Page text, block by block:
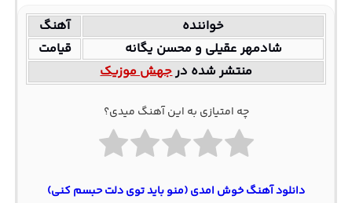
خواننده
آهنگ
شادمهر عقیلی و محسن یگانه
قیامت
منتشر شده درجهش موزیک
چه امتیازی به این آهنگ میدی؟
دانلود آهنگ خوش امدی (منو باید توی دلت حبسم کنی)